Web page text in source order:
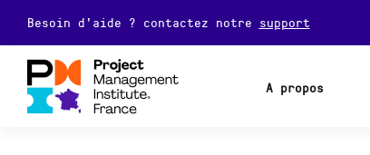
Besoin d'aide ? contactez notre support
A propos